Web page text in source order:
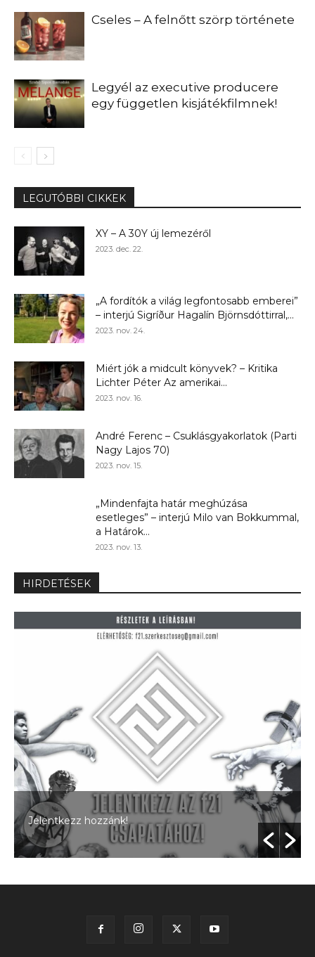
Cseles – A felnőtt szörp története
Legyél az executive producere
egy független kisjátékfilmnek!
LEGUTÓBBI CIKKEK
XY – A 30Y új lemezéről
2023. dec. 22.
„A fordítók a világ legfontosabb emberei”
– interjú Sigríður Hagalín Björnsdóttirral,...
2023. nov. 24.
Miért jók a midcult könyvek? – Kritika
Lichter Péter Az amerikai...
2023. nov. 16.
André Ferenc – Csuklásgyakorlatok (Parti
Nagy Lajos 70)
2023. nov. 15.
„Mindenfajta határ meghúzása
esetleges” – interjú Milo van Bokkummal,
a Határok...
2023. nov. 13.
HIRDETÉSEK
Jelentkezz hozzánk!